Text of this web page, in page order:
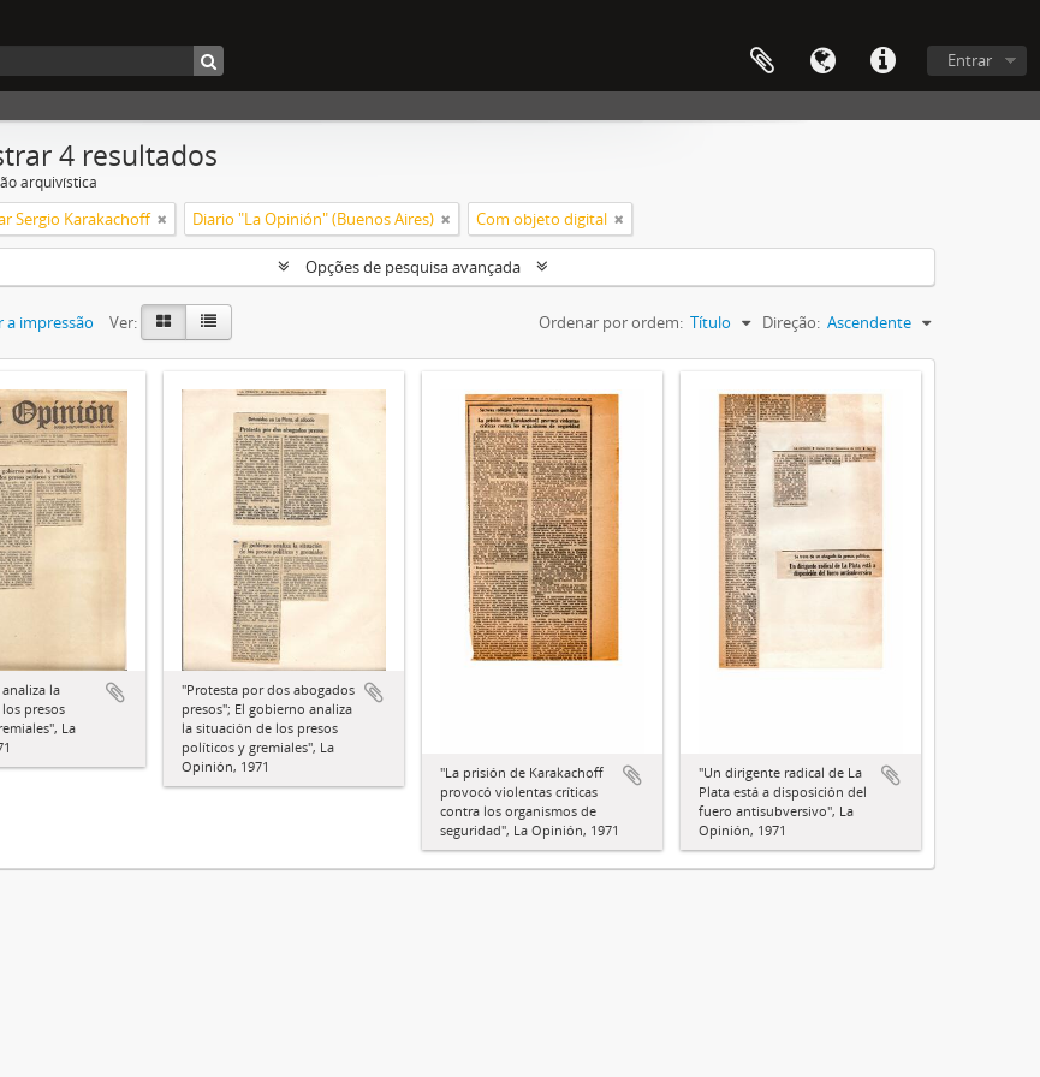
Entrar
4 resultados
arquivística
Sergio Karakachoff Diario "La Opinión" (Buenos Aires) Com objeto digital
Opções de pesquisa avançada
a impressão Ver: Ordenar por ordem: Título Direção: Ascendente
la
presos
La
"Protesta por dos abogados
presos"; El gobierno analiza
la situación de los presos
políticos y gremiales", La
Opinión, 1971
"La prisión de Karakachoff
provocó violentas críticas
contra los organismos de
seguridad", La Opinión, 1971
"Un dirigente radical de La
Plata está a disposición del
fuero antisubversivo", La
Opinión, 1971